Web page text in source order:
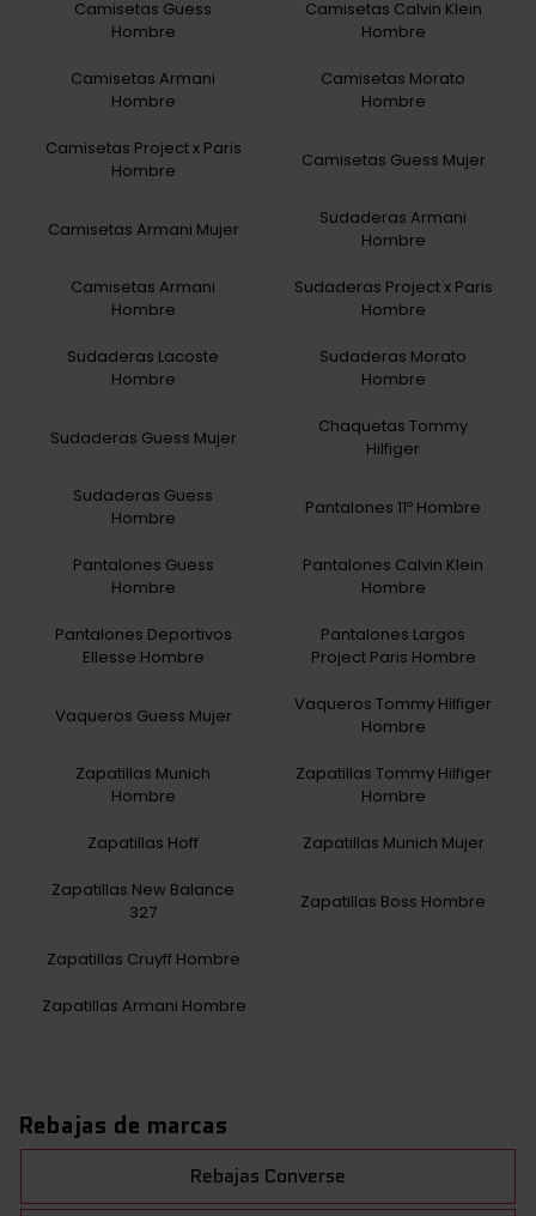
Camisetas Guess
Hombre
Camisetas Calvin Klein
Hombre
Camisetas Armani
Hombre
Camisetas Morato
Hombre
Camisetas Project x Paris
Hombre
Camisetas Guess Mujer
Camisetas Armani Mujer
Sudaderas Armani
Hombre
Camisetas Armani
Hombre
Sudaderas Project x Paris
Hombre
Sudaderas Lacoste
Hombre
Sudaderas Morato
Hombre
Sudaderas Guess Mujer
Chaquetas Tommy
Hilfiger
Sudaderas Guess
Hombre
Pantalones 11º Hombre
Pantalones Guess
Hombre
Pantalones Calvin Klein
Hombre
Pantalones Deportivos
Ellesse Hombre
Pantalones Largos
Project Paris Hombre
Vaqueros Guess Mujer
Vaqueros Tommy Hilfiger
Hombre
Zapatillas Munich
Hombre
Zapatillas Tommy Hilfiger
Hombre
Zapatillas Hoff Zapatillas Munich Mujer
Zapatillas New Balance
327
Zapatillas Boss Hombre
Zapatillas Cruyff Hombre
Zapatillas Armani Hombre
Rebajas de marcas
Rebajas Converse